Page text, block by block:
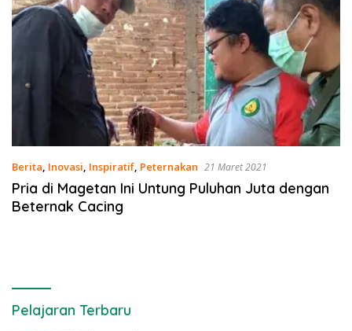
Berita, Inovasi, Inspiratif, Peternakan 21 Maret 2021
Pria di Magetan Ini Untung Puluhan Juta dengan
Beternak Cacing
Pelajaran Terbaru